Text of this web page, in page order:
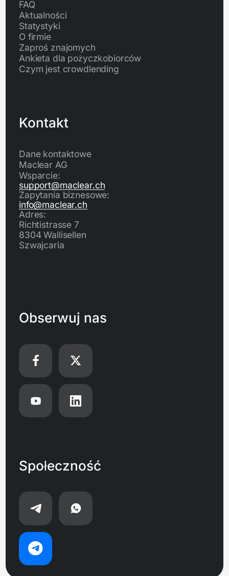
FAQ
Aktualności
Statystyki
O firmie
Zaproś znajomych
Ankieta dla pożyczkobiorców
Czym jest crowdlending
Kontakt
Dane kontaktowe
Maclear AG
Wsparcie:
support@maclear.ch
Zapytania biznesowe:
info@maclear.ch
Adres:
Richtistrasse 7
8304 Wallisellen
Szwajcaria
Obserwuj nas
Społeczność